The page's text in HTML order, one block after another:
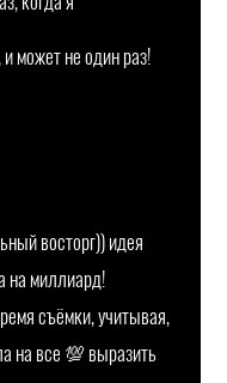
может не один раз!
восторг)) идея
на миллиард!
съёмки, учитывая,
на все 💯 выразить